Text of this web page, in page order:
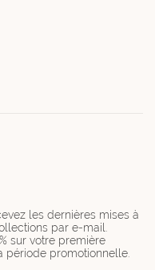
les dernières mises à
par e-mail.
sur votre première
période promotionnelle.